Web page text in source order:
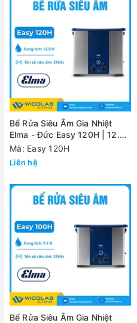
Bể Rửa Siêu Âm Gia Nhiệt
Elma - Đức Easy 120H | 12.9
Lít
Mã: Easy 120H
Liên hệ
Bể Rửa Siêu Âm Gia Nhiệt